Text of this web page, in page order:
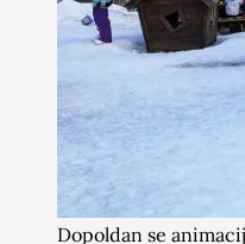
Dopoldan se